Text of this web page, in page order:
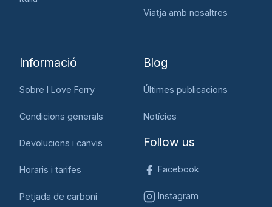
Viatja amb nosaltres
Informació
Sobre I Love Ferry
Condicions generals
Devolucions i canvis
Horaris i tarifes
Petjada de carboni
Blog
Últimes publicacions
Notícies
Follow us
Facebook
Instagram